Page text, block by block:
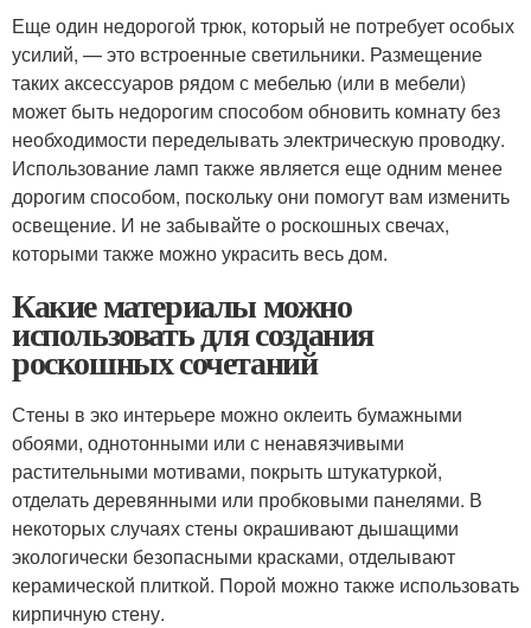
Еще один недорогой трюк, который не потребует особых
усилий, — это встроенные светильники. Размещение
таких аксессуаров рядом с мебелью (или в мебели)
может быть недорогим способом обновить комнату без
необходимости переделывать электрическую проводку.
Использование ламп также является еще одним менее
дорогим способом, поскольку они помогут вам изменить
освещение. И не забывайте о роскошных свечах,
которыми также можно украсить весь дом.
Какие материалы можно
использовать для создания
роскошных сочетаний
Стены в эко интерьере можно оклеить бумажными
обоями, однотонными или с ненавязчивыми
растительными мотивами, покрыть штукатуркой,
отделать деревянными или пробковыми панелями. В
некоторых случаях стены окрашивают дышащими
экологически безопасными красками, отделывают
керамической плиткой. Порой можно также использовать
кирпичную стену.